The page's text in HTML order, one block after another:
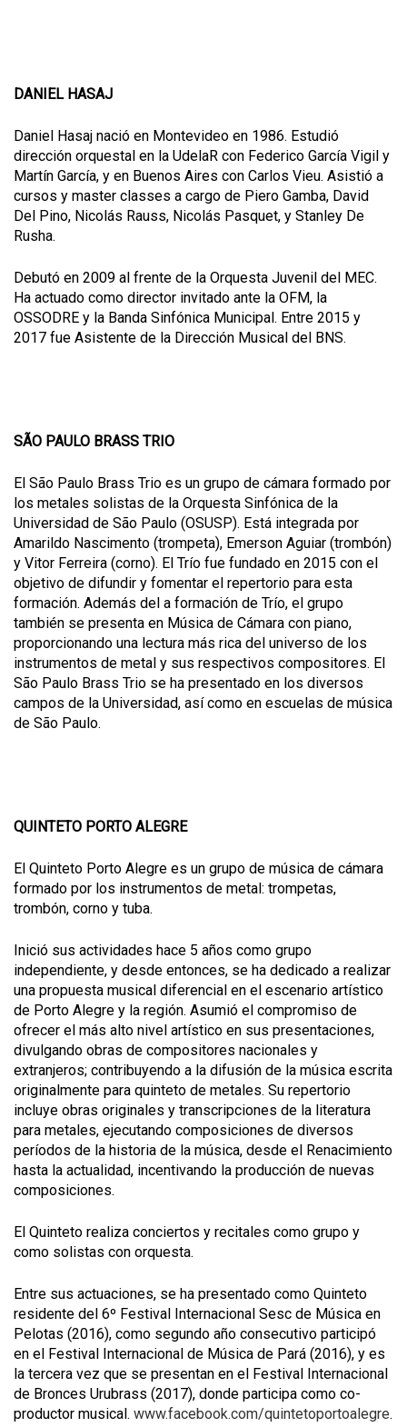
DANIEL HASAJ
Daniel Hasaj nació en Montevideo en 1986. Estudió
dirección orquestal en la UdelaR con Federico García Vigil y
Martín García, y en Buenos Aires con Carlos Vieu. Asistió a
cursos y master classes a cargo de Piero Gamba, David
Del Pino, Nicolás Rauss, Nicolás Pasquet, y Stanley De
Rusha.
Debutó en 2009 al frente de la Orquesta Juvenil del MEC.
Ha actuado como director invitado ante la OFM, la
OSSODRE y la Banda Sinfónica Municipal. Entre 2015 y
2017 fue Asistente de la Dirección Musical del BNS.
SÃO PAULO BRASS TRIO
El São Paulo Brass Trio es un grupo de cámara formado por
los metales solistas de la Orquesta Sinfónica de la
Universidad de São Paulo (OSUSP). Está integrada por
Amarildo Nascimento (trompeta), Emerson Aguiar (trombón)
y Vitor Ferreira (corno). El Trío fue fundado en 2015 con el
objetivo de difundir y fomentar el repertorio para esta
formación. Además del a formación de Trío, el grupo
también se presenta en Música de Cámara con piano,
proporcionando una lectura más rica del universo de los
instrumentos de metal y sus respectivos compositores. El
São Paulo Brass Trio se ha presentado en los diversos
campos de la Universidad, así como en escuelas de música
de São Paulo.
QUINTETO PORTO ALEGRE
El Quinteto Porto Alegre es un grupo de música de cámara
formado por los instrumentos de metal: trompetas,
trombón, corno y tuba.
Inició sus actividades hace 5 años como grupo
independiente, y desde entonces, se ha dedicado a realizar
una propuesta musical diferencial en el escenario artístico
de Porto Alegre y la región. Asumió el compromiso de
ofrecer el más alto nivel artístico en sus presentaciones,
divulgando obras de compositores nacionales y
extranjeros; contribuyendo a la difusión de la música escrita
originalmente para quinteto de metales. Su repertorio
incluye obras originales y transcripciones de la literatura
para metales, ejecutando composiciones de diversos
períodos de la historia de la música, desde el Renacimiento
hasta la actualidad, incentivando la producción de nuevas
composiciones.
El Quinteto realiza conciertos y recitales como grupo y
como solistas con orquesta.
Entre sus actuaciones, se ha presentado como Quinteto
residente del 6º Festival Internacional Sesc de Música en
Pelotas (2016), como segundo año consecutivo participó
en el Festival Internacional de Música de Pará (2016), y es
la tercera vez que se presentan en el Festival Internacional
de Bronces Urubrass (2017), donde participa como co-
productor musical. www.facebook.com/quintetoportoalegre.